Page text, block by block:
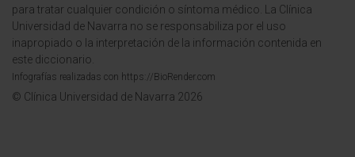
para tratar cualquier condición o síntoma médico. La Clínica
Universidad de Navarra no se responsabiliza por el uso
inapropiado o la interpretación de la información contenida en
este diccionario.
Infografías realizadas con https://BioRender.com
© Clínica Universidad de Navarra 2026